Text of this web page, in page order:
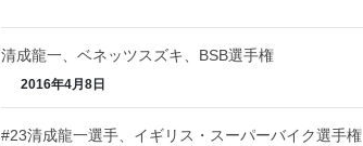
清成龍一、ベネッツスズキ、BSB選手権
2016年4月8日
#23清成龍一選手、イギリス・スーパーバイク選手権